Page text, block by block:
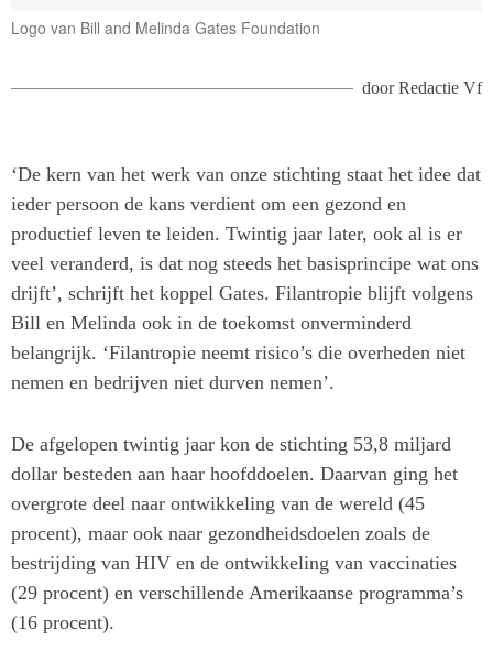
Logo van Bill and Melinda Gates Foundation
doorRedactie Vf
‘De kern van het werk van onze stichting staat het idee dat
ieder persoon de kans verdient om een gezond en
productief leven te leiden. Twintig jaar later, ook al is er
veel veranderd, is dat nog steeds het basisprincipe wat ons
drijft’, schrijft het koppel Gates. Filantropie blijft volgens
Bill en Melinda ook in de toekomst onverminderd
belangrijk. ‘Filantropie neemt risico’s die overheden niet
nemen en bedrijven niet durven nemen’.
De afgelopen twintig jaar kon de stichting 53,8 miljard
dollar besteden aan haar hoofddoelen. Daarvan ging het
overgrote deel naar ontwikkeling van de wereld (45
procent), maar ook naar gezondheidsdoelen zoals de
bestrijding van HIV en de ontwikkeling van vaccinaties
(29 procent) en verschillende Amerikaanse programma’s
(16 procent).